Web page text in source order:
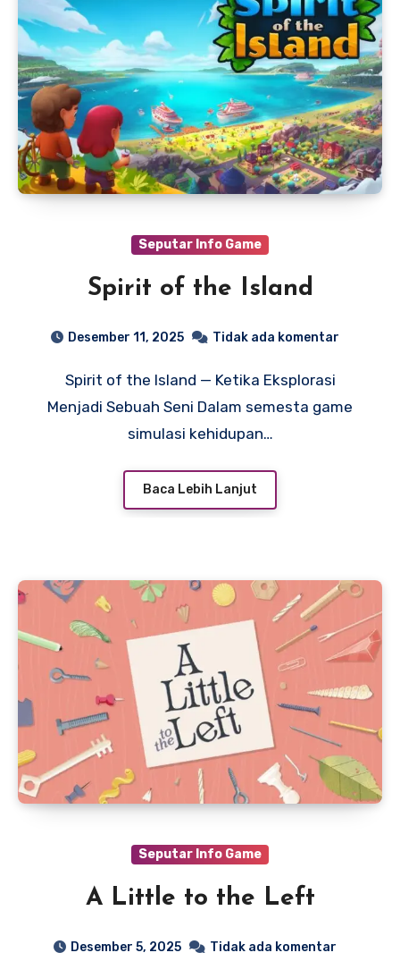
Seputar Info Game
Spirit of the Island
Desember 11, 2025 Tidak ada komentar
Spirit of the Island — Ketika Eksplorasi
Menjadi Sebuah Seni Dalam semesta game
simulasi kehidupan…
Baca Lebih Lanjut
Seputar Info Game
A Little to the Left
Desember 5, 2025 Tidak ada komentar